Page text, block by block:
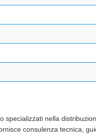
specializzati nella
consulenza tecnica,